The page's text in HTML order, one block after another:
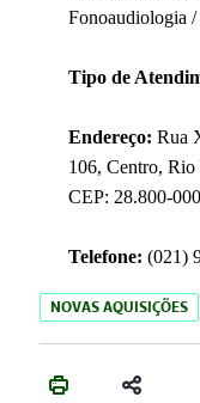
Fonoaudiologia
Tipo de
Endereço: Rua
106, Centro,
CEP: 28.800-
Telefone: (021)
NOVAS AQUISIÇÕES